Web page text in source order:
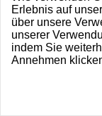
Erlebnis auf
über unsere
unserer
indem Sie
Annehmen